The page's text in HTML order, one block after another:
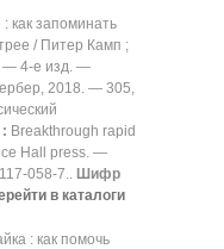
как запоминать
/ Питер Камп ;
— 4-е изд. —
2018. — 305,
Breakthrough rapid
Hall press. —
058-7.. Шифр
в каталоги
: как помочь